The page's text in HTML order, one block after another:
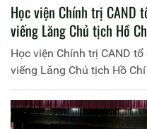
Học viện Chính trị CAND
viếng Lăng Chủ tịch Hồ
Học viện Chính trị CAND
viếng Lăng Chủ tịch Hồ